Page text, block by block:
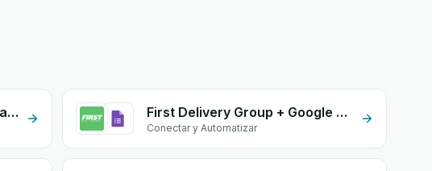
First Delivery Group + Instagram Comment First Delivery Group + Google Form Integration
Conectar y Automatizar